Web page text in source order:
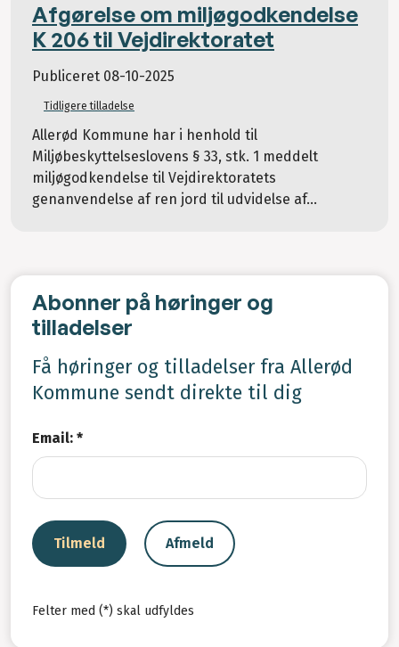
Afgørelse om miljøgodkendelse
K 206 til Vejdirektoratet
Publiceret 08-10-2025
Tidligere tilladelse
Allerød Kommune har i henhold til
Miljøbeskyttelseslovens § 33, stk. 1 meddelt
miljøgodkendelse til Vejdirektoratets
genanvendelse af ren jord til udvidelse af...
Abonner på høringer og
tilladelser
Få høringer og tilladelser fra Allerød
Kommune sendt direkte til dig
Email: *
Tilmeld Afmeld
Felter med (*) skal udfyldes